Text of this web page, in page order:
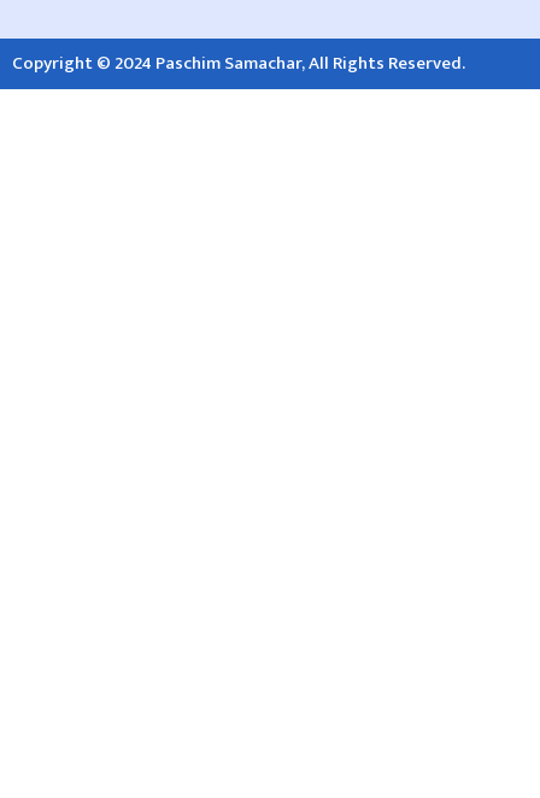
Copyright © 2024 Paschim Samachar, All Rights Reserved.